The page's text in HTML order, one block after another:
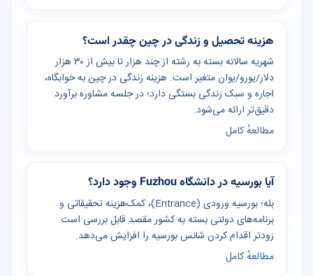
هزینه تحصیل و زندگی در چین چقدر است؟
شهریه سالانه بسته به رشته از چند هزار تا بیش از ۳۰ هزار
دلار/یورو/یوان متغیر است. هزینه زندگی در چین به خوابگاه،
اجاره و سبک زندگی بستگی دارد؛ در جلسه مشاوره برآورد
دقیق‌تر ارائه می‌شود.
مطالعهٔ کامل
آیا بورسیه در دانشگاه Fuzhou وجود دارد؟
بله؛ بورسیه ورودی (Entrance)، کمک‌هزینه تحقیقاتی و
برنامه‌های دولتی بسته به کشور مقصد قابل بررسی است.
زودتر اقدام کردن شانس بورسیه را افزایش می‌دهد.
مطالعهٔ کامل